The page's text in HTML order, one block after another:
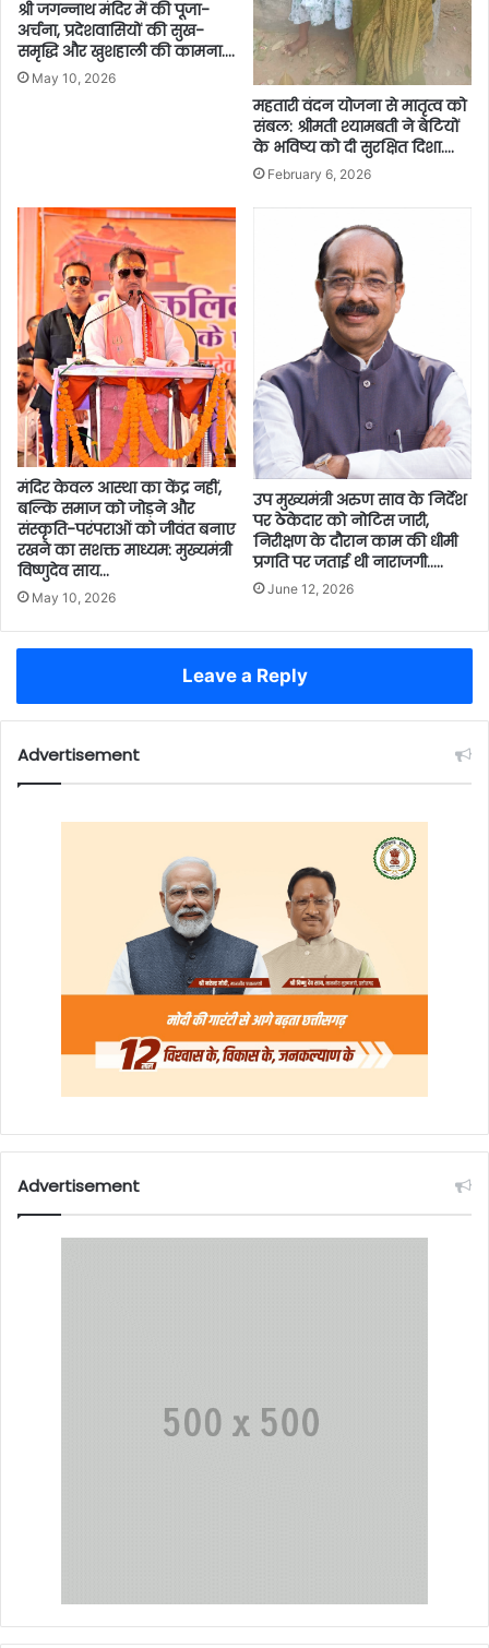
श्री जगन्नाथ मंदिर में की पूजा-
अर्चना, प्रदेशवासियों की सुख-
समृद्धि और खुशहाली की कामना….
May 10, 2026
महतारी वंदन योजना से मातृत्व को
संबल: श्रीमती श्यामबती ने बेटियों
के भविष्य को दी सुरक्षित दिशा….
February 6, 2026
मंदिर केवल आस्था का केंद्र नहीं,
बल्कि समाज को जोड़ने और
संस्कृति-परंपराओं को जीवंत बनाए
रखने का सशक्त माध्यम: मुख्यमंत्री
विष्णुदेव साय…
May 10, 2026
उप मुख्यमंत्री अरुण साव के निर्देश
पर ठेकेदार को नोटिस जारी,
निरीक्षण के दौरान काम की धीमी
प्रगति पर जताई थी नाराजगी…..
June 12, 2026
Leave a Reply
Advertisement
Advertisement